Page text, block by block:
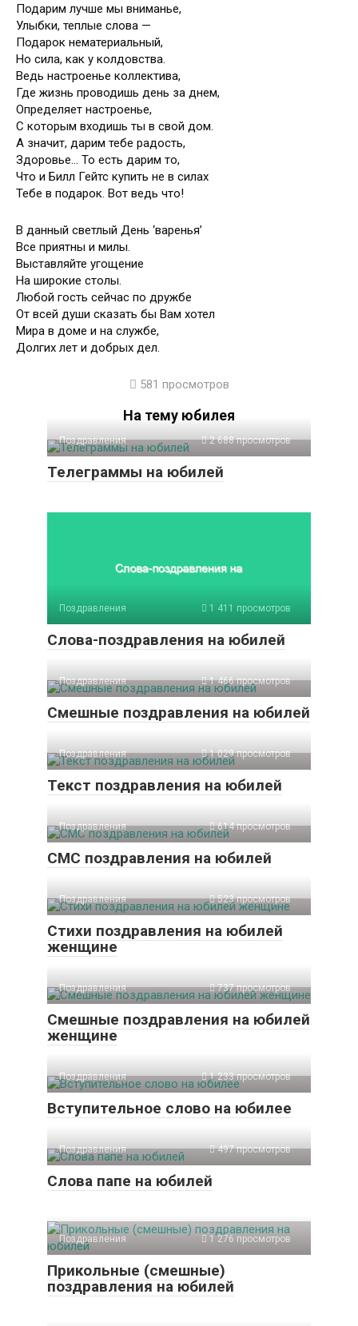
Подарим лучше мы вниманье,
Улыбки, теплые слова —
Подарок нематериальный,
Но сила, как у колдовства.
Ведь настроенье коллектива,
Где жизнь проводишь день за днем,
Определяет настроенье,
С которым входишь ты в свой дом.
А значит, дарим тебе радость,
Здоровье… То есть дарим то,
Что и Билл Гейтс купить не в силах
Тебе в подарок. Вот ведь что!
В данный светлый День ‘варенья’
Все приятны и милы.
Выставляйте угощение
На широкие столы.
Любой гость сейчас по дружбе
От всей души сказать бы Вам хотел
Мира в доме и на службе,
Долгих лет и добрых дел.
581 просмотров
На тему юбилея
Поздравления 2 688 просмотров
Телеграммы на юбилей
Поздравления 1 411 просмотров
Слова-поздравления на юбилей
Поздравления 1 466 просмотров
Смешные поздравления на юбилей
Поздравления 1 029 просмотров
Текст поздравления на юбилей
Поздравления 614 просмотров
СМС поздравления на юбилей
Поздравления 523 просмотров
Стихи поздравления на юбилей
женщине
Поздравления 737 просмотров
Смешные поздравления на юбилей
женщине
Поздравления 1 233 просмотров
Вступительное слово на юбилее
Поздравления 497 просмотров
Слова папе на юбилей
Поздравления 1 276 просмотров
Прикольные (смешные)
поздравления на юбилей